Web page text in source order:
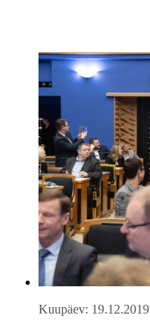
Kuupäev: 19.12.2019